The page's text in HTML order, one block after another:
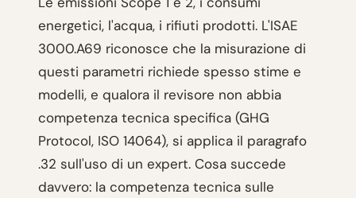
energetici, l'acqua, i rifiuti prodotti. L'ISAE
3000.A69 riconosce che la misurazione di
questi parametri richiede spesso stime e
modelli, e qualora il revisore non abbia
competenza tecnica specifica (GHG
Protocol, ISO 14064), si applica il paragrafo
.32 sull'uso di un expert. Cosa succede
davvero: la competenza tecnica sulle